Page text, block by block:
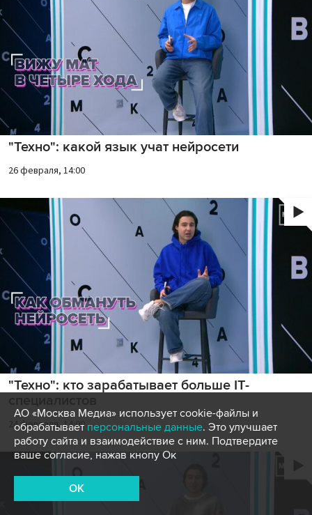
"Техно": какой язык учат нейросети
26 февраля, 14:00
"Техно": кто зарабатывает больше IT-
24 февраля, 14:00
АО «Москва Медиа» использует cookie-файлы и
обрабатывает персональные данные. Это улучшает
работу сайта и взаимодействие с ним. Подтвердите
ваше согласие, нажав кнопу Ок
OK